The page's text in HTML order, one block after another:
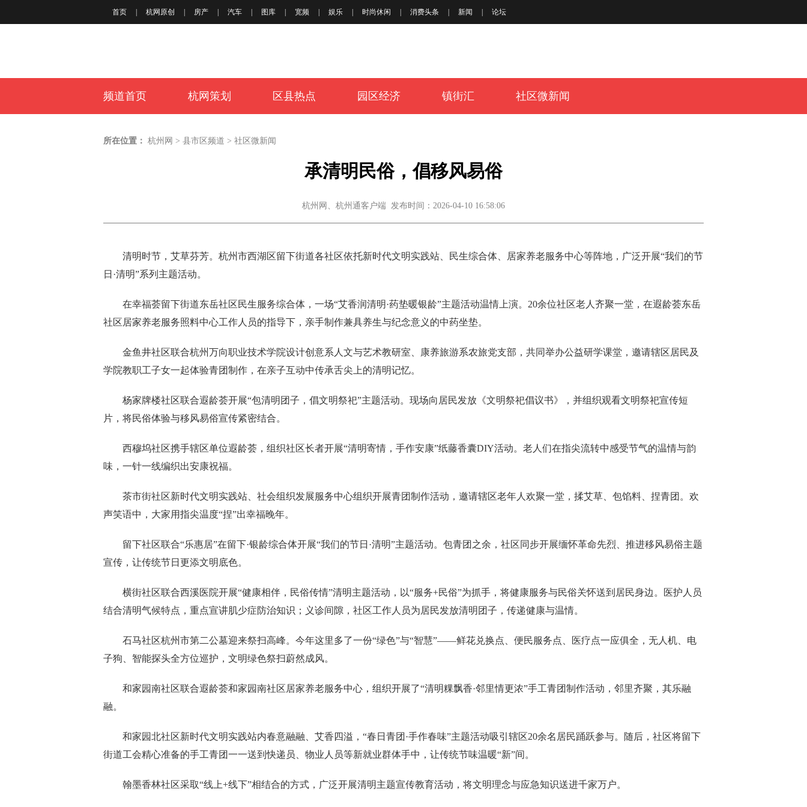
首页 杭网原创 房产 汽车 图库 宽频 娱乐 时尚休闲 消费头条 新闻 论坛
频道首页 杭网策划 区县热点 园区经济 镇街汇 社区微新闻
所在位置： 杭州网 > 县市区频道 > 社区微新闻
承清明民俗，倡移风易俗
杭州网、杭州通客户端 发布时间：2026-04-10 16:58:06
清明时节，艾草芬芳。杭州市西湖区留下街道各社区依托新时代文明实践站、民生综合体、居家养老服务中心等阵地，广泛开展“我们的节
日·清明”系列主题活动。
在幸福荟留下街道东岳社区民生服务综合体，一场“艾香润清明·药垫暖银龄”主题活动温情上演。20余位社区老人齐聚一堂，在遐龄荟东岳
社区居家养老服务照料中心工作人员的指导下，亲手制作兼具养生与纪念意义的中药坐垫。
金鱼井社区联合杭州万向职业技术学院设计创意系人文与艺术教研室、康养旅游系农旅党支部，共同举办公益研学课堂，邀请辖区居民及
学院教职工子女一起体验青团制作，在亲子互动中传承舌尖上的清明记忆。
杨家牌楼社区联合遐龄荟开展“包清明团子，倡文明祭祀”主题活动。现场向居民发放《文明祭祀倡议书》，并组织观看文明祭祀宣传短
片，将民俗体验与移风易俗宣传紧密结合。
西穆坞社区携手辖区单位遐龄荟，组织社区长者开展“清明寄情，手作安康”纸藤香囊DIY活动。老人们在指尖流转中感受节气的温情与韵
味，一针一线编织出安康祝福。
茶市街社区新时代文明实践站、社会组织发展服务中心组织开展青团制作活动，邀请辖区老年人欢聚一堂，揉艾草、包馅料、捏青团。欢
声笑语中，大家用指尖温度“捏”出幸福晚年。
留下社区联合“乐惠居”在留下·银龄综合体开展“我们的节日·清明”主题活动。包青团之余，社区同步开展缅怀革命先烈、推进移风易俗主题
宣传，让传统节日更添文明底色。
横街社区联合西溪医院开展“健康相伴，民俗传情”清明主题活动，以“服务+民俗”为抓手，将健康服务与民俗关怀送到居民身边。医护人员
结合清明气候特点，重点宣讲肌少症防治知识；义诊间隙，社区工作人员为居民发放清明团子，传递健康与温情。
石马社区杭州市第二公墓迎来祭扫高峰。今年这里多了一份“绿色”与“智慧”——鲜花兑换点、便民服务点、医疗点一应俱全，无人机、电
子狗、智能探头全方位巡护，文明绿色祭扫蔚然成风。
和家园南社区联合遐龄荟和家园南社区居家养老服务中心，组织开展了“清明粿飘香·邻里情更浓”手工青团制作活动，邻里齐聚，其乐融
融。
和家园北社区新时代文明实践站内春意融融、艾香四溢，“春日青团·手作春味”主题活动吸引辖区20余名居民踊跃参与。随后，社区将留下
街道工会精心准备的手工青团一一送到快递员、物业人员等新就业群体手中，让传统节味温暖“新”间。
翰墨香林社区采取“线上+线下”相结合的方式，广泛开展清明主题宣传教育活动，将文明理念与应急知识送进千家万户。